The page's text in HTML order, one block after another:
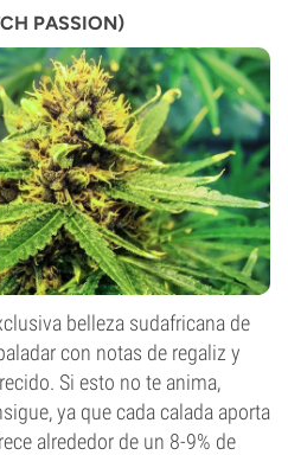
PASSION)
belleza sudafricana de
con notas de regaliz y
Si esto no te anima,
ya que cada calada aporta
alrededor de un 8-9% de